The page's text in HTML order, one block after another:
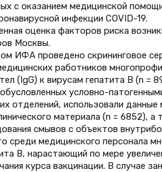
с оказанием медицинской
инфекции COVID-19.
оценка факторов риска
Москвы.
ИФА проведено скрининговое
работников
(IgG) к вирусам гепатита В (n =
условно-
отделений, использовали
материала (n = 6852), а
смывов с объектов
среди медицинского персонала
В, нарастающий по мере
курса вакцинации. В случае